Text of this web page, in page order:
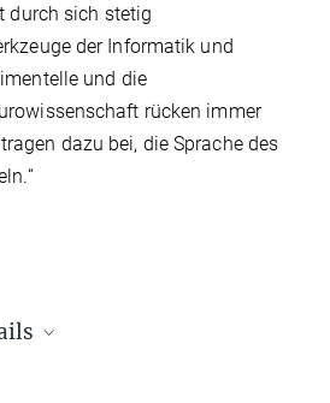
durch sich stetig
der Informatik und
und die
rücken immer
dazu bei, die Sprache des